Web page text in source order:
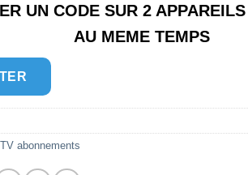
UN CODE SUR 2 APPAREILS
AU MEME TEMPS
abonnements